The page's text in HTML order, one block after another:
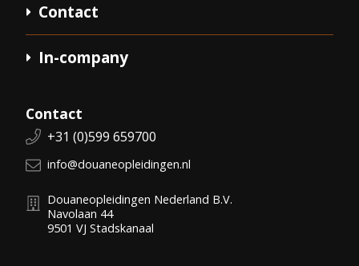
Contact
In-company
Contact
Telefoonnummer:
+31 (0)599 659700
E-mail:
info@douaneopleidingen.nl
Douaneopleidingen Nederland B.V.
Navolaan 44
9501 VJ Stadskanaal